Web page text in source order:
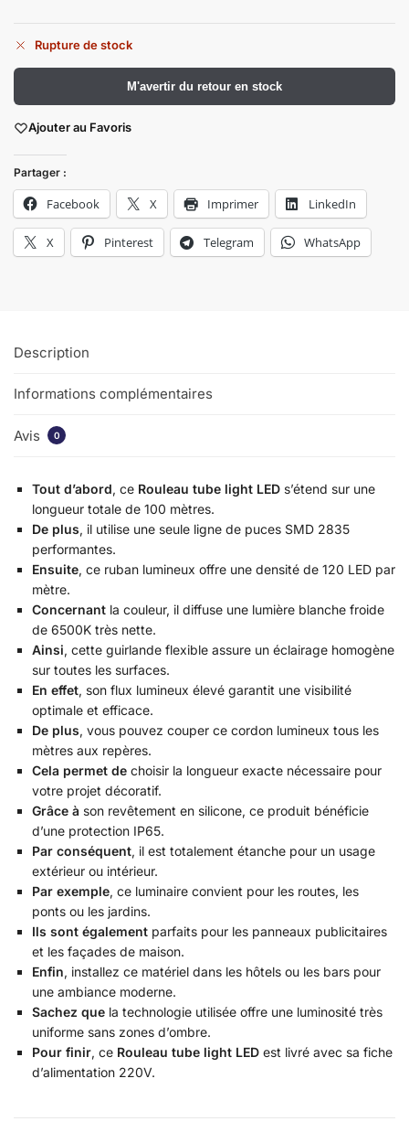
Rupture de stock
​M'avertir du retour en stock
Ajouter au Favoris
Partager :
Facebook X Imprimer LinkedIn
X Pinterest Telegram WhatsApp
Description
Informations complémentaires
Avis 0
Tout d’abord, ce Rouleau tube light LED s’étend sur une
longueur totale de 100 mètres.
De plus, il utilise une seule ligne de puces SMD 2835
performantes.
Ensuite, ce ruban lumineux offre une densité de 120 LED par
mètre.
Concernant la couleur, il diffuse une lumière blanche froide
de 6500K très nette.
Ainsi, cette guirlande flexible assure un éclairage homogène
sur toutes les surfaces.
En effet, son flux lumineux élevé garantit une visibilité
optimale et efficace.
De plus, vous pouvez couper ce cordon lumineux tous les
mètres aux repères.
Cela permet de choisir la longueur exacte nécessaire pour
votre projet décoratif.
Grâce à son revêtement en silicone, ce produit bénéficie
d’une protection IP65.
Par conséquent, il est totalement étanche pour un usage
extérieur ou intérieur.
Par exemple, ce luminaire convient pour les routes, les
ponts ou les jardins.
Ils sont également parfaits pour les panneaux publicitaires
et les façades de maison.
Enfin, installez ce matériel dans les hôtels ou les bars pour
une ambiance moderne.
Sachez que la technologie utilisée offre une luminosité très
uniforme sans zones d’ombre.
Pour finir, ce Rouleau tube light LED est livré avec sa fiche
d’alimentation 220V.